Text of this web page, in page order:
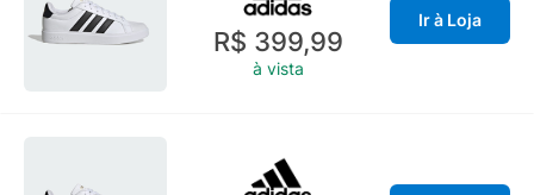
R$ 399,99
à vista
Ir à Loja